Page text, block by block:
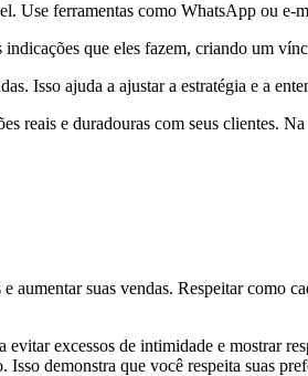
Use ferramentas como WhatsApp ou e-
que eles fazem, criando um
Isso ajuda a ajustar a estratégia e a
reais e duradouras com seus clientes. Na
suas vendas. Respeitar como
excessos de intimidade e mostrar
demonstra que você respeita suas